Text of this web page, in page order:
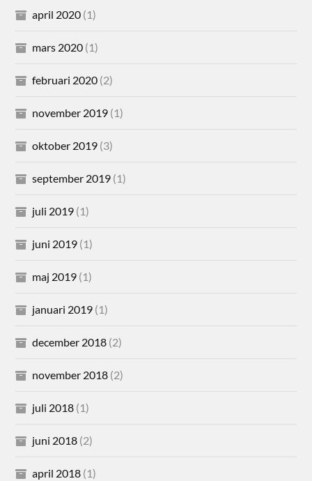
april 2020 (1)
mars 2020 (1)
februari 2020 (2)
november 2019 (1)
oktober 2019 (3)
september 2019 (1)
juli 2019 (1)
juni 2019 (1)
maj 2019 (1)
januari 2019 (1)
december 2018 (2)
november 2018 (2)
juli 2018 (1)
juni 2018 (2)
april 2018 (1)